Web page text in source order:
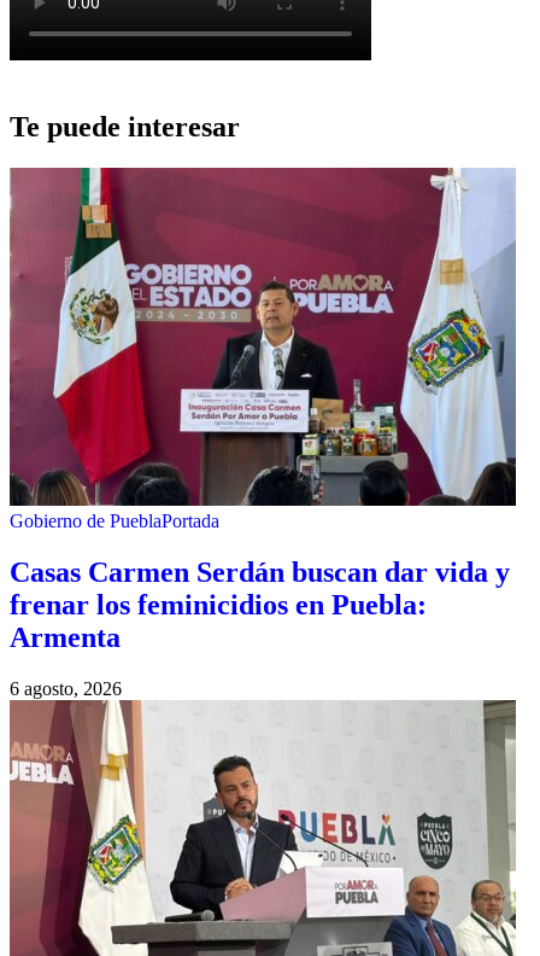
Te puede interesar
Gobierno de PueblaPortada
Casas Carmen Serdán buscan dar vida y
frenar los feminicidios en Puebla:
Armenta
6 agosto, 2026